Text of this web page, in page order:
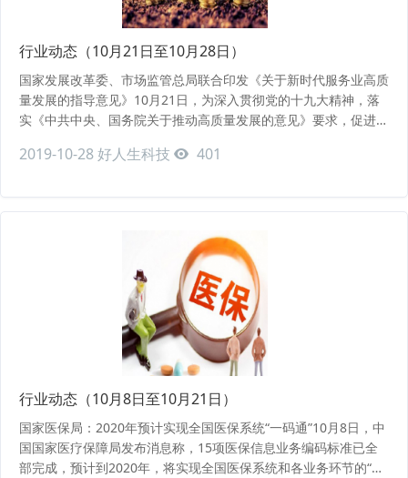
行业动态（10月21日至10月28日）
国家发展改革委、市场监管总局联合印发《关于新时代服务业高质
量发展的指导意见》10月21日，为深入贯彻党的十九大精神，落
实《中共中央、国务院关于推动高质量发展的意见》要求，促进我
新时代服务业高质量发展的指导意见》。指导意见指出，服务业高
在服务消费需求，全面放开养老服务市场，在扩大试点基
2019-10-28好人生科技 401
行业动态（10月8日至10月21日）
国家医保局：2020年预计实现全国医保系统“一码通”10月8日，中
国国家医疗保障局发布消息称，15项医保信息业务编码标准已全
部完成，预计到2020年，将实现全国医保系统和各业务环节的“一